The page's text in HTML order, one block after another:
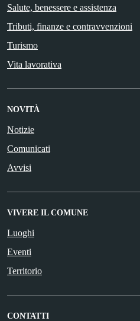
Salute, benessere e assistenza
Tributi, finanze e contravvenzioni
Turismo
Vita lavorativa
NOVITÀ
Notizie
Comunicati
Avvisi
VIVERE IL COMUNE
Luoghi
Eventi
Territorio
CONTATTI